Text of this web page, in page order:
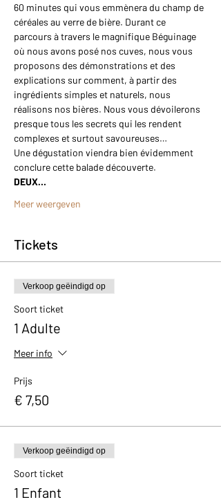
60 minutes qui vous emmènera du champ de
céréales au verre de bière. Durant ce
parcours à travers le magnifique Béguinage
où nous avons posé nos cuves, nous vous
proposons des démonstrations et des
explications sur comment, à partir des
ingrédients simples et naturels, nous
réalisons nos bières. Nous vous dévoilerons
presque tous les secrets qui les rendent
complexes et surtout savoureuses…
Une dégustation viendra bien évidemment
conclure cette balade découverte.
DEUX…
Meer weergeven
Tickets
Verkoop geëindigd op
Soort ticket
1 Adulte
Meer info
Prijs
€ 7,50
Verkoop geëindigd op
Soort ticket
1 Enfant